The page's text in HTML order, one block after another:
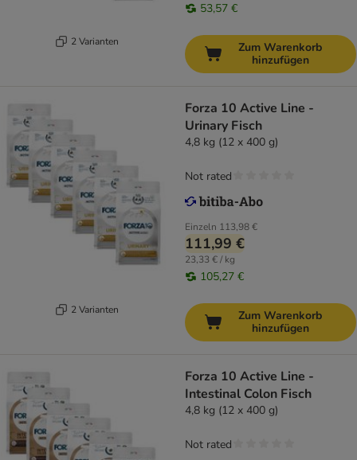
2 Varianten
53,57 €
Zum Warenkorb
hinzufügen
2 Varianten
Forza 10 Active Line -
Urinary Fisch
4,8 kg (12 x 400 g)
Einzeln 113,98 €
111,99 €
23,33 € / kg
105,27 €
Not rated
Zum Warenkorb
hinzufügen
Forza 10 Active Line -
Intestinal Colon Fisch
4,8 kg (12 x 400 g)
Not rated